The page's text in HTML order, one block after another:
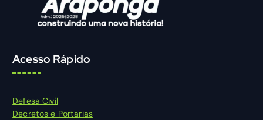
Acesso Rápido
Defesa Civil
Decretos e Portarias